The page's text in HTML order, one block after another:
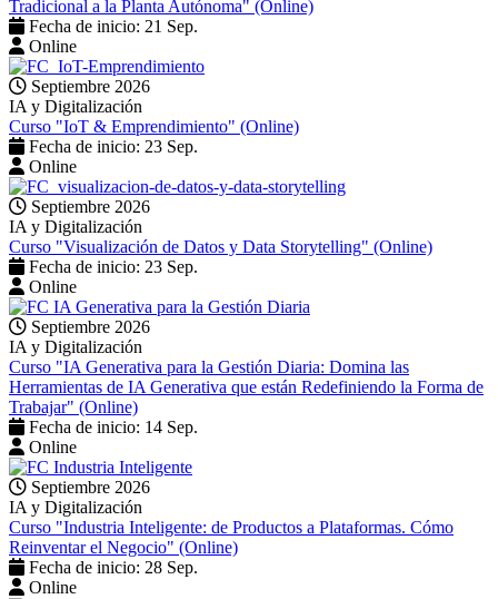
Tradicional a la Planta Autónoma" (Online)
Fecha de inicio: 21 Sep.
Online
Septiembre 2026
IA y Digitalización
Curso "IoT & Emprendimiento" (Online)
Fecha de inicio: 23 Sep.
Online
Septiembre 2026
IA y Digitalización
Curso "Visualización de Datos y Data Storytelling" (Online)
Fecha de inicio: 23 Sep.
Online
Septiembre 2026
IA y Digitalización
Curso "IA Generativa para la Gestión Diaria: Domina las
Herramientas de IA Generativa que están Redefiniendo la Forma de
Trabajar" (Online)
Fecha de inicio: 14 Sep.
Online
Septiembre 2026
IA y Digitalización
Curso "Industria Inteligente: de Productos a Plataformas. Cómo
Reinventar el Negocio" (Online)
Fecha de inicio: 28 Sep.
Online